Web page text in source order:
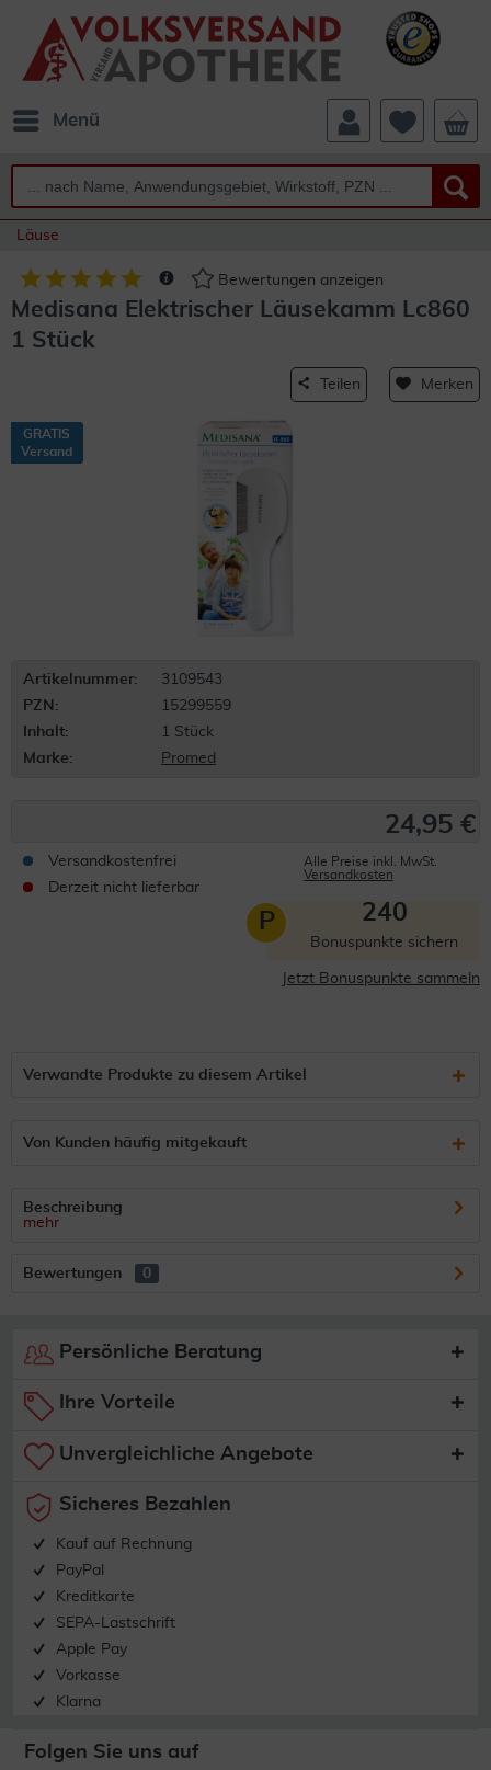
Menü
Läuse
Bewertungen anzeigen
Medisana Elektrischer Läusekamm Lc860
1 Stück
Teilen Merken
GRATIS
Versand
Artikelnummer:
3109543
PZN:
15299559
Inhalt:
1 Stück
Marke:
Promed
24,95 €
Versandkostenfrei
Derzeit nicht lieferbar
Alle Preise inkl. MwSt.
Versandkosten
P 240
Bonuspunkte sichern
Jetzt Bonuspunkte sammeln
Verwandte Produkte zu diesem Artikel
Von Kunden häufig mitgekauft
Beschreibung
mehr
Bewertungen 0
Persönliche Beratung
Ihre Vorteile
Unvergleichliche Angebote
Sicheres Bezahlen
Kauf auf Rechnung
PayPal
Kreditkarte
SEPA-Lastschrift
Apple Pay
Vorkasse
Klarna
Folgen Sie uns auf